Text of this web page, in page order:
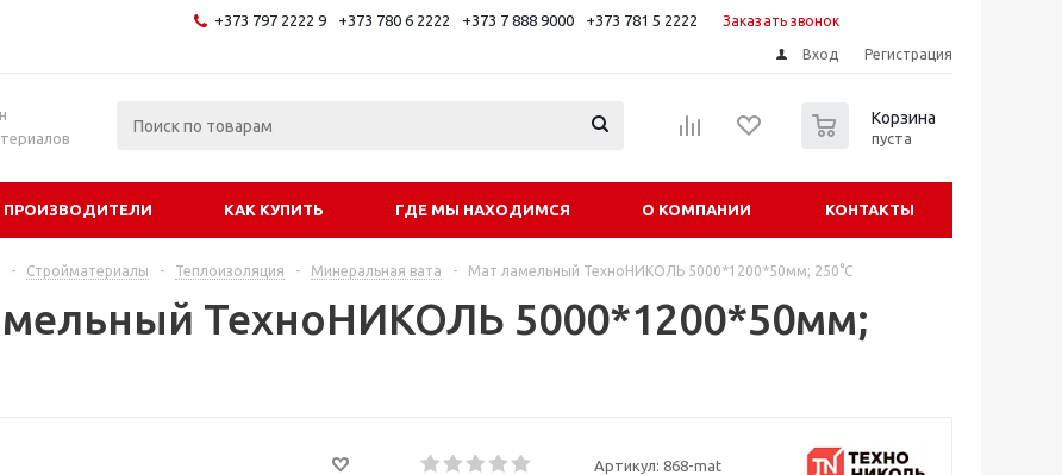
+373 797 2222 9 +373 780 6 2222 +373 7 888 9000 +373 781 5 2222 Заказать звонок
Вход Регистрация
Корзина
пуста
ПРОИЗВОДИТЕЛИ КАК КУПИТЬ ГДЕ МЫ НАХОДИМСЯ О КОМПАНИИ КОНТАКТЫ
- Стройматериалы - Теплоизоляция - Минеральная вата - Мат ламельный ТехноНИКОЛЬ 5000*1200*50мм; 250°C
ТехноНИКОЛЬ 5000*1200*50мм;
Артикул: 868-mat